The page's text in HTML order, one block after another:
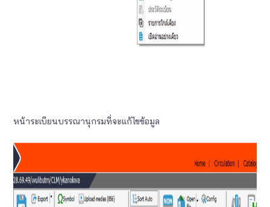
หน้าระเบียนบรรณานุกรมที่จะแก้ไขข้อมูล